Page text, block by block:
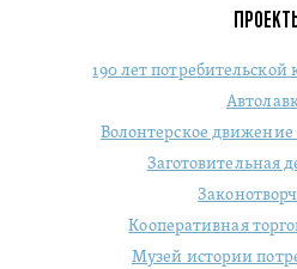
190 лет
Волонтерское
Заготовительная
Кооперативная
Музей истории